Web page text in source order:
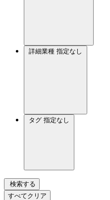
詳細業種 指定なし
タグ 指定なし
検索する
すべてクリア